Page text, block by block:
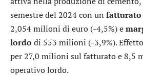
semestre del 2024 con un fatturato
2,054 milioni di euro (-4,5%) e
lordo di 553 milioni (-3,9%).
per 27,0 milioni sul fatturato e 8,5
operativo lordo.